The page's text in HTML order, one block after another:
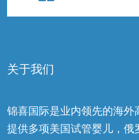
关于我们
锦喜国际是业内领先的海外
提供多项美国试管婴儿，俄